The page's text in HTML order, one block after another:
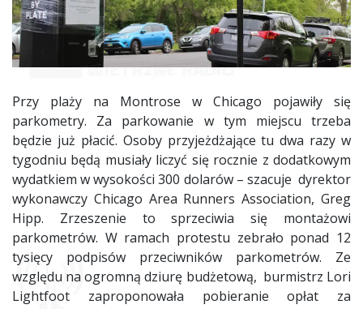
Przy plaży na Montrose w Chicago pojawiły się
parkometry. Za parkowanie w tym miejscu trzeba
będzie już płacić. Osoby przyjeżdżające tu dwa razy w
tygodniu będą musiały liczyć się rocznie z dodatkowym
wydatkiem w wysokości 300 dolarów – szacuje dyrektor
wykonawczy Chicago Area Runners Association, Greg
Hipp. Zrzeszenie to sprzeciwia się montażowi
parkometrów. W ramach protestu zebrało ponad 12
tysięcy podpisów przeciwników parkometrów. Ze
względu na ogromną dziurę budżetową, burmistrz Lori
Lightfoot zaproponowała pobieranie opłat za